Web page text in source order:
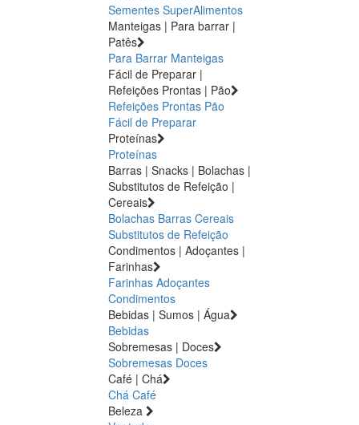
Sementes SuperAlimentos
Manteigas | Para barrar |
Patês
Para Barrar Manteigas
Fácil de Preparar |
Refeições Prontas | Pão
Refeições Prontas Pão
Fácil de Preparar
Proteínas
Proteínas
Barras | Snacks | Bolachas |
Substitutos de Refeição |
Cereais
Bolachas Barras Cereais
Substitutos de Refeição
Condimentos | Adoçantes |
Farinhas
Farinhas Adoçantes
Condimentos
Bebidas | Sumos | Água
Bebidas
Sobremesas | Doces
Sobremesas Doces
Café | Chá
Chá Café
Beleza